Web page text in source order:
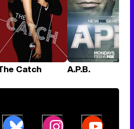
Catch A.P.B.